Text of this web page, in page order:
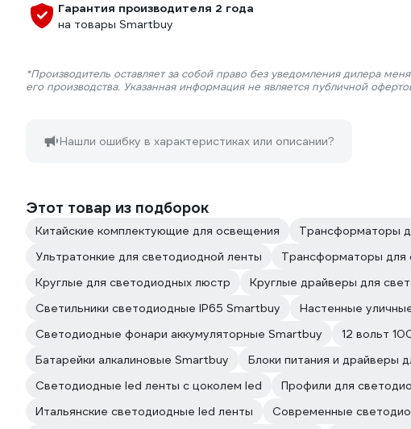
Гарантия производителя 2 года
на товары Smartbuy
*Производитель оставляет за собой право без уведомления дилера
его производства. Указанная информация не является публичной
Нашли ошибку в характеристиках или описании?
Этот товар из подборок
Китайские комплектующие для освещения Трансформаторы
Ультратонкие для светодиодной ленты
Трансформаторы для
Круглые для светодиодных люстр
Круглые драйверы для
Светильники светодиодные IP65 Smartbuy
Настенные
Светодиодные фонари аккумуляторные Smartbuy
12 вольт
Батарейки алкалиновые Smartbuy
Блоки питания и драйверы
Светодиодные led ленты с цоколем led
Профили для
Итальянские светодиодные led ленты
Современные